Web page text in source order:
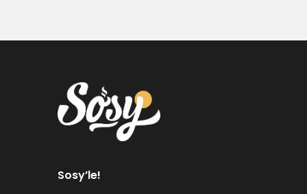
Sosy’le!